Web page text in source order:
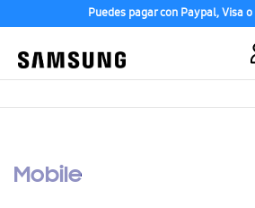
Puedes pagar con Paypal, Visa
Mobile